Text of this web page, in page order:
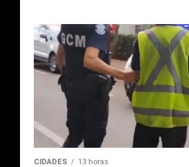
CIDADES 13 horas